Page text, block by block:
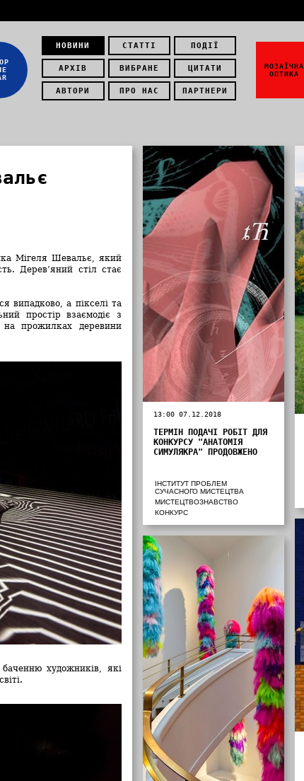
НОВИНИ СТАТТІ ПОДІЇ
АРХІВ ВИБРАНЕ ЦИТАТИ
АВТОРИ ПРО НАС ПАРТНЕРИ
МОЗАЇЧНА
ОПТИКА
Мігеля Шевальє, який
Дерев’яний стіл стає
випадково, а пікселі та
простір взаємодіє з
на прожилках деревини
художників, які
13:00 07.12.2018
ТЕРМІН ПОДАЧІ РОБІТ ДЛЯ
КОНКУРСУ "АНАТОМІЯ
СИМУЛЯКРА" ПРОДОВЖЕНО
ІНСТИТУТ ПРОБЛЕМ
СУЧАСНОГО МИСТЕЦТВА
МИСТЕЦТВОЗНАВСТВО
КОНКУРС